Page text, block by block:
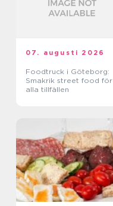
07. augusti 2026
Foodtruck i Göteborg:
Smakrik street food för
alla tillfällen